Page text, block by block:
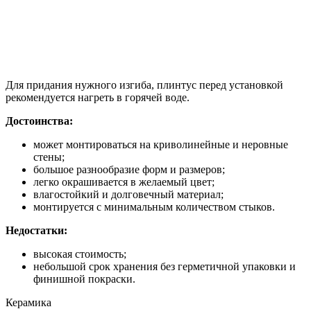
Для придания нужного изгиба, плинтус перед установкой
рекомендуется нагреть в горячей воде.
Достоинства:
может монтироваться на криволинейные и неровные
стены;
большое разнообразие форм и размеров;
легко окрашивается в желаемый цвет;
влагостойкий и долговечный материал;
монтируется с минимальным количеством стыков.
Недостатки:
высокая стоимость;
небольшой срок хранения без герметичной упаковки и
финишной покраски.
Керамика